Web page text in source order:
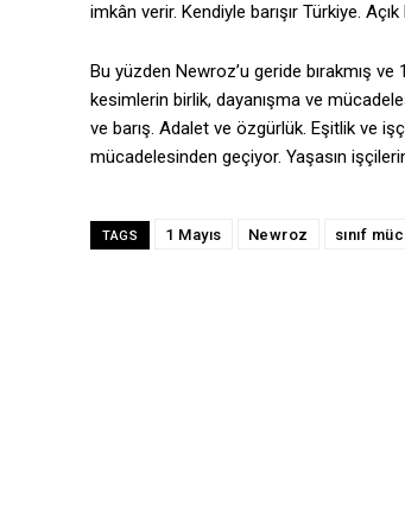
imkân verir. Kendiyle barışır Türkiye.
Bu yüzden Newroz’u geride bırakmış ve
kesimlerin birlik, dayanışma ve
ve barış. Adalet ve özgürlük. Eşitlik ve
mücadelesinden geçiyor. Yaşasın
TAGS 1 Mayıs Newroz sınıf